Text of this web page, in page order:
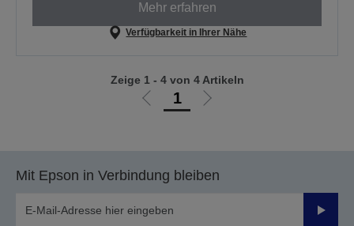
Mehr erfahren
Verfügbarkeit in Ihrer Nähe
Zur
1
Zur
Zeige 1 - 4 von 4 Artikeln
Mit Epson in Verbindung bleiben